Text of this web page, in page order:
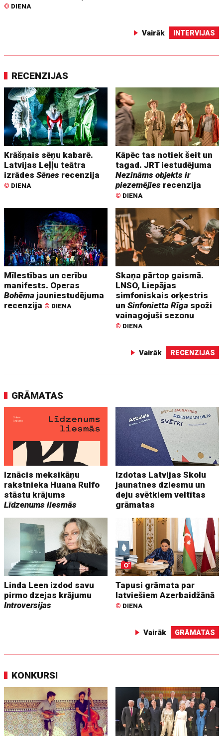
© DIENA
Vairāk INTERVIJAS
RECENZIJAS
Krāšņais sēņu kabarē.
Latvijas Leļļu teātra
izrādesSēnes recenzija
© DIENA
Kāpēc tas notiek šeit un
tagad. JRT iestudējuma
Nezināms objekts ir
piezemējies recenzija
© DIENA
Mīlestības un cerību
manifests. Operas
Bohēma jauniestudējuma
recenzija © DIENA
Skaņa pārtop gaismā.
LNSO, Liepājas
simfoniskais orķestris
unSinfonietta Rīga spoži
vainagojuši sezonu
© DIENA
Vairāk RECENZIJAS
GRĀMATAS
Iznācis meksikāņu
rakstnieka Huana Rulfo
stāstu krājums
Līdzenums liesmās
Izdotas Latvijas Skolu
jaunatnes dziesmu un
deju svētkiem veltītas
grāmatas
Linda Leen izdod savu
pirmo dzejas krājumu
Introversijas
Tapusi grāmata par
latviešiem Azerbaidžānā
© DIENA
Vairāk GRĀMATAS
KONKURSI